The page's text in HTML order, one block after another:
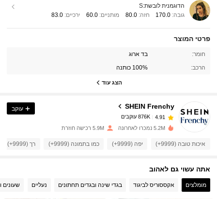
הדוגמנית לובשת:S
גובה: 170.0 חזה:80.0 מותניים: 60.0 ירכיים: 83.0
פרטי המוצר
חומר: בד ארוג
הרכב: 100% כותנה
הצג עוד
SHEIN Frenchy
4.91
876K עוקבים
h***0
שילםלפני יום אחד
4.91
4.91 876K עוקבים
עוקב
5.2M נמכרו לאחרונה 5.9M רכישה חוזרת
איכות טובה (9999+) יפה (9999+) כמו בתמונה (9999+) רך (9999+)
אתה עשוי גם לאהוב
מומלצים אקססוריס לביגוד בגדי שינה ובגדים תחתונים נעליים שעונים